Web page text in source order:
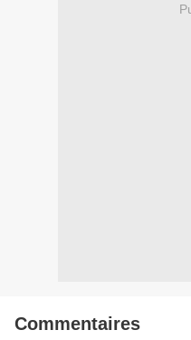
Commentaires